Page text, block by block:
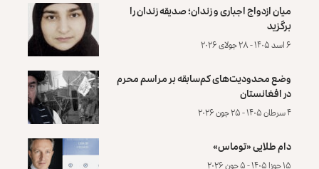
میان ازدواج اجباری و زندان؛ صدیقه زندان را
برگزید
۶ اسد ۱۴۰۵ - ۲۸ جولای ۲۰۲۶
وضع محدودیت‌های کم‌سابقه بر مراسم محرم
در افغانستان
۴ سرطان ۱۴۰۵ - ۲۵ جون ۲۰۲۶
دام طلایی «توماس»
۱۵ جوزا ۱۴۰۵ - ۵ جون ۲۰۲۶